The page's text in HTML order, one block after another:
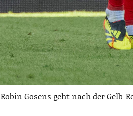
Robin Gosens geht nach der